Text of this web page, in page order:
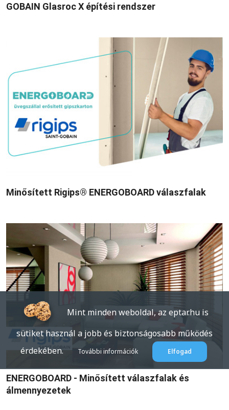
GOBAIN Glasroc X építési rendszer
Minősített Rigips® ENERGOBOARD válaszfalak
ENERGOBOARD - Minősített válaszfalak és
álmennyezetek
Mint minden weboldal, az eptar.hu is
sütiket használ a jobb és biztonságosabb működés
érdekében.
További információk Elfogad